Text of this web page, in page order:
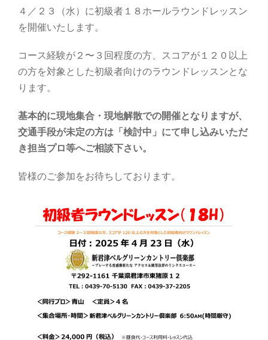
４／２３（水）に初級者１８ホールラウンドレッスン
を開催いたします。
コース経験が２〜３回程度の方、スコアが１２０以上
の方を対象とした初級者向けのラウンドレッスンとな
ります。
基本的に現地集合・現地解散での開催となりますが、
交通手段が未定の方は「検討中」にて申し込みいただ
き担当プロ等へご相談下さい。
皆様のご参加をお待ちしております。